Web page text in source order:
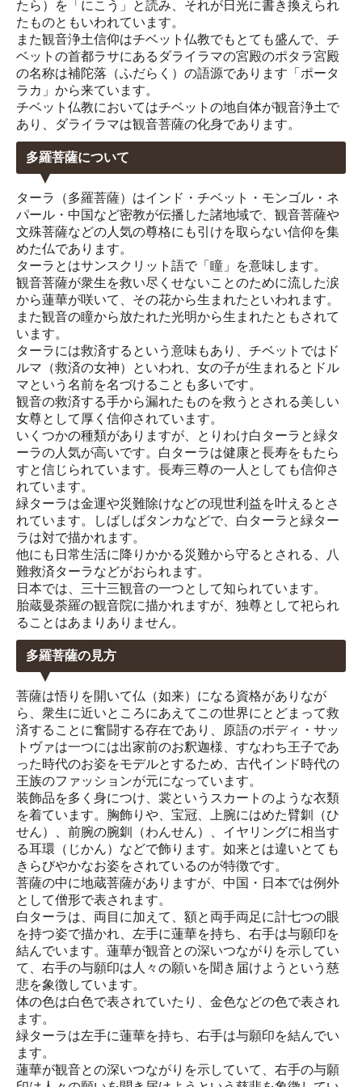
たら）を「にこう」と読み、それが日光に書き換えられ
たものともいわれています。
また観音浄土信仰はチベット仏教でもとても盛んで、チ
ベットの首都ラサにあるダライラマの宮殿のポタラ宮殿
の名称は補陀落（ふだらく）の語源であります「ポータ
ラカ」から来ています。
チベット仏教においてはチベットの地自体が観音浄土で
あり、ダライラマは観音菩薩の化身であります。
多羅菩薩について
ターラ（多羅菩薩）はインド・チベット・モンゴル・ネ
パール・中国など密教が伝播した諸地域で、観音菩薩や
文殊菩薩などの人気の尊格にも引けを取らない信仰を集
めた仏であります。
ターラとはサンスクリット語で「瞳」を意味します。
観音菩薩が衆生を救い尽くせないことのために流した涙
から蓮華が咲いて、その花から生まれたといわれます。
また観音の瞳から放たれた光明から生まれたともされて
います。
ターラには救済するという意味もあり、チベットではド
ルマ（救済の女神）といわれ、女の子が生まれるとドル
マという名前を名づけることも多いです。
観音の救済する手から漏れたものを救うとされる美しい
女尊として厚く信仰されています。
いくつかの種類がありますが、とりわけ白ターラと緑タ
ーラの人気が高いです。白ターラは健康と長寿をもたら
すと信じられています。長寿三尊の一人としても信仰さ
れています。
緑ターラは金運や災難除けなどの現世利益を叶えるとさ
れています。しばしばタンカなどで、白ターラと緑ター
ラは対で描かれます。
他にも日常生活に降りかかる災難から守るとされる、八
難救済ターラなどがおられます。
日本では、三十三観音の一つとして知られています。
胎蔵曼荼羅の観音院に描かれますが、独尊として祀られ
ることはあまりありません。
多羅菩薩の見方
菩薩は悟りを開いて仏（如来）になる資格がありなが
ら、衆生に近いところにあえてこの世界にとどまって救
済することに奮闘する存在であり、原語のボディ・サッ
トヴァは一つには出家前のお釈迦様、すなわち王子であ
った時代のお姿をモデルとするため、古代インド時代の
王族のファッションが元になっています。
装飾品を多く身につけ、裳というスカートのような衣類
を着ています。胸飾りや、宝冠、上腕にはめた臂釧（ひ
せん）、前腕の腕釧（わんせん）、イヤリングに相当す
る耳環（じかん）などで飾ります。如来とは違いとても
きらびやかなお姿をされているのが特徴です。
菩薩の中に地蔵菩薩がありますが、中国・日本では例外
として僧形で表されます。
白ターラは、両目に加えて、額と両手両足に計七つの眼
を持つ姿で描かれ、左手に蓮華を持ち、右手は与願印を
結んでいます。蓮華が観音との深いつながりを示してい
て、右手の与願印は人々の願いを聞き届けようという慈
悲を象徴しています。
体の色は白色で表されていたり、金色などの色で表され
ます。
緑ターラは左手に蓮華を持ち、右手は与願印を結んでい
ます。
蓮華が観音との深いつながりを示していて、右手の与願